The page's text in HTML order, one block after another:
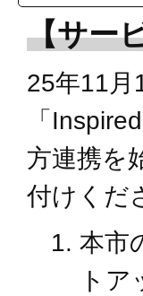
【サー
25年11月
「
方連携を
付けくだ
本市
ト